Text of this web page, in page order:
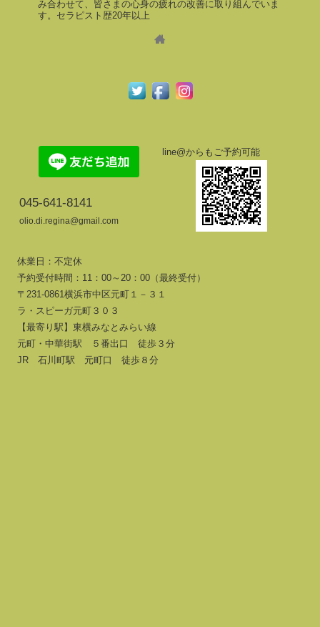
み合わせて、皆さまの心身の疲れの改善に取り組んでいま
す。セラピスト歴20年以上
045-641-8141
olio.di.regina@gmail.com
line@からもご予約可能
休業日：不定休
予約受付時間：11：00～20：00（最終受付）
〒231-0861横浜市中区元町１－３１
ラ・スピーガ元町３０３
【最寄り駅】東横みなとみらい線
元町・中華街駅 ５番出口 徒歩３分
JR 石川町駅 元町口 徒歩８分